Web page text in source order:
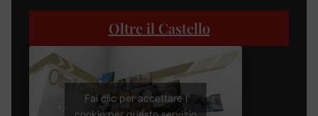
Oltre il Castello
Fai clic per accettare i